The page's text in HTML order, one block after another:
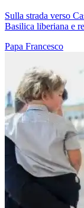
Sulla strada verso
Basilica liberiana e
Papa Francesco